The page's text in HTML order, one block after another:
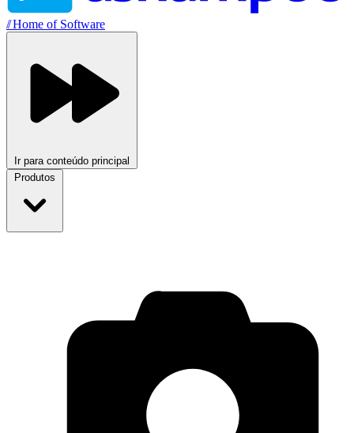
//Home of Software
Ir para conteúdo principal
Produtos